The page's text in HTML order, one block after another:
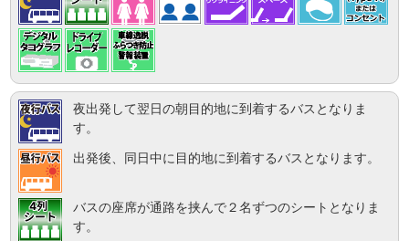
夜出発して翌日の朝目的地に到着するバスとなりま
す。
出発後、同日中に目的地に到着するバスとなります。
バスの座席が通路を挟んで２名ずつのシートとなりま
す。